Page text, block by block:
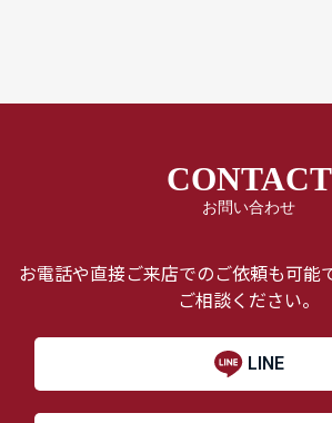
CONTACT
お問い合わせ
お電話や直接ご来店でのご依頼も可能
ご相談ください。
LINE